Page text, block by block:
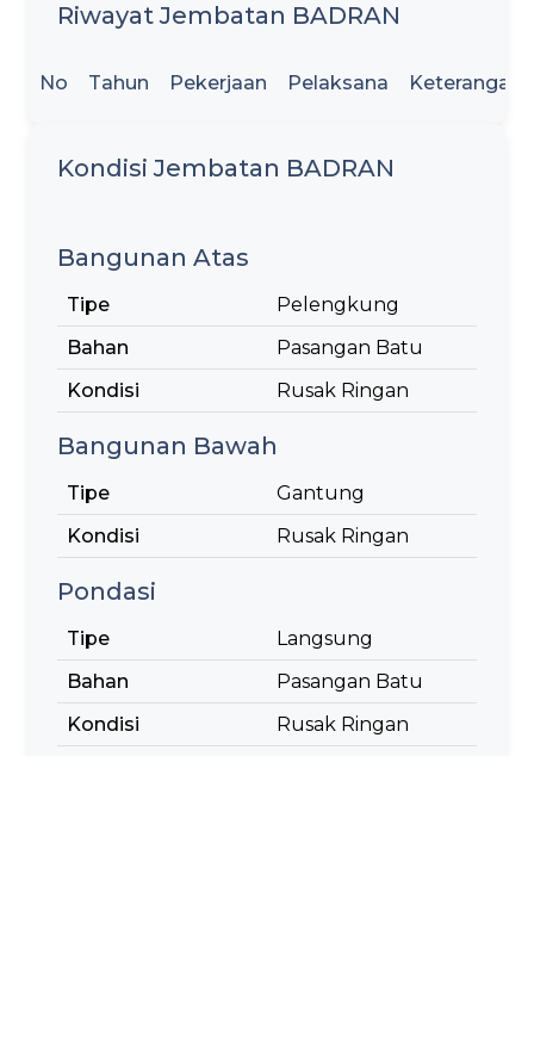
Riwayat Jembatan BADRAN
No Tahun Pekerjaan Pelaksana Keterangan
Kondisi Jembatan BADRAN
Bangunan Atas
Tipe
Pelengkung
Bahan
Pasangan Batu
Kondisi
Rusak Ringan
Bangunan Bawah
Tipe
Gantung
Kondisi
Rusak Ringan
Pondasi
Tipe
Langsung
Bahan
Pasangan Batu
Kondisi
Rusak Ringan